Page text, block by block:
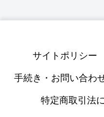
サイトポリシー
手続き・お問い合わ
特定商取引法